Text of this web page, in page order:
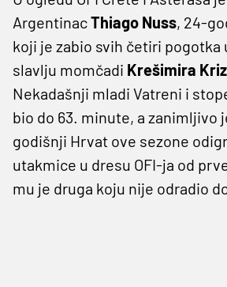
ArgentinacThiago Nuss, 24-
koji je zabio svih četiri pogotka
slavlju momčadi Krešimira
Nekadašnji mladi Vatreni i
bio do 63. minute, a zanimljivo
godišnji Hrvat ove sezone
utakmice u dresu OFI-ja od
mu je druga koju nije odradio